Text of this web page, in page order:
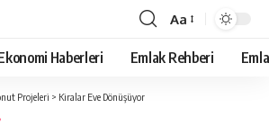
Yazı
Tipi
Aa
Haberleri Emlak Rehberi
Projeleri > Kiralar Eve Dönüşüyor